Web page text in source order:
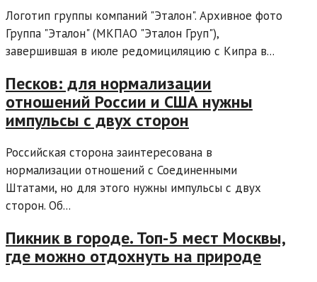
Логотип группы компаний "Эталон". Архивное фото
Группа "Эталон" (МКПАО "Эталон Груп"),
завершившая в июле редомициляцию с Кипра в...
Песков: для нормализации
отношений России и США нужны
импульсы с двух сторон
Российская сторона заинтересована в
нормализации отношений с Соединенными
Штатами, но для этого нужны импульсы с двух
сторон. Об...
Пикник в городе. Топ-5 мест Москвы,
где можно отдохнуть на природе